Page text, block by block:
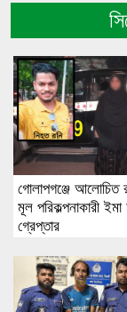
গোলাপগঞ্জে আলোচিত
মূল পরিকল্পনাকারী ইমা
গ্রেপ্তার